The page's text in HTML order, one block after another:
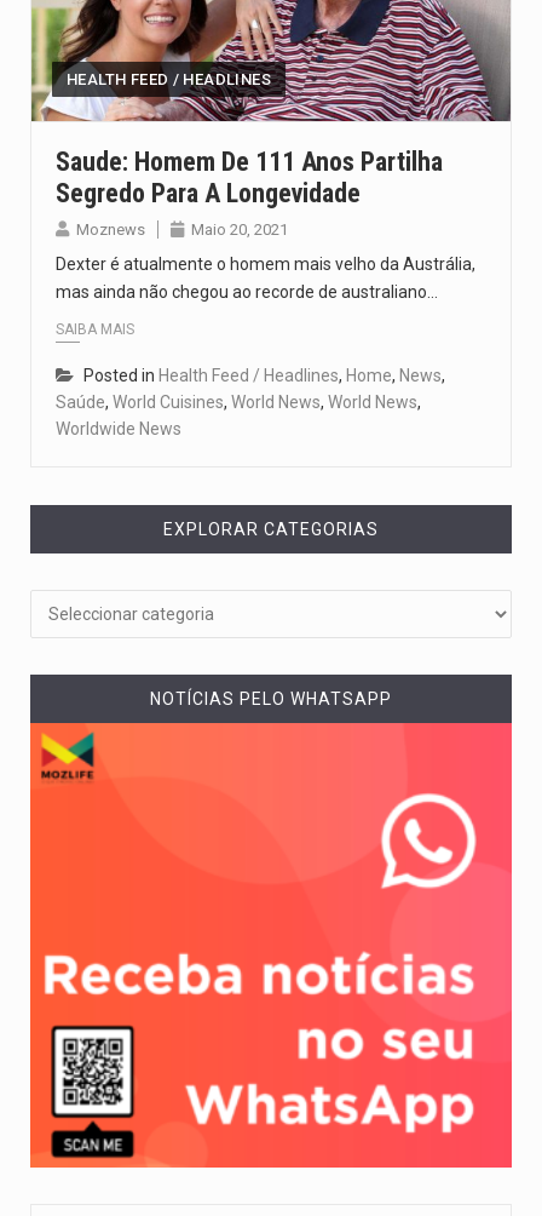
Segundo as autoridades canadianas, mais de 200 incêndios florestais continuam…
De acordo com as autoridades de saúde da Faixa de…
HEALTH FEED / HEADLINES
Saude: Homem De 111 Anos Partilha
Segredo Para A Longevidade
Moznews Maio 20, 2021
Dexter é atualmente o homem mais velho da Austrália,
mas ainda não chegou ao recorde de australiano…
SAIBA MAIS
Posted in Health Feed / Headlines, Home, News,
Saúde, World Cuisines, World News, World News,
Worldwide News
EXPLORAR CATEGORIAS
NOTÍCIAS PELO WHATSAPP